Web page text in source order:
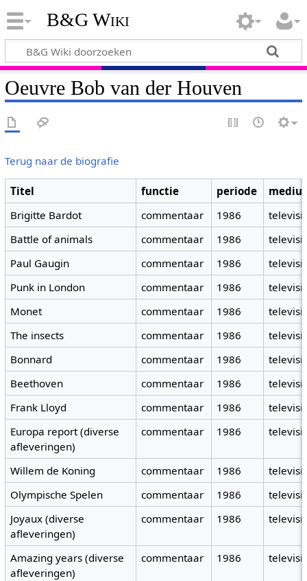
B&G Wiki
Oeuvre Bob van der Houven
Terug naar de biografie
Titel functie periode
Brigitte Bardot
commentaar 1986
Battle of animals
commentaar 1986
Paul Gaugin
commentaar 1986
Punk in London
commentaar 1986
Monet
commentaar 1986
The insects
commentaar 1986
Bonnard
commentaar 1986
Beethoven
commentaar 1986
Frank Lloyd
commentaar 1986
Europa report (diverse
afleveringen)
commentaar 1986
Willem de Koning commentaar 1986
Olympische Spelen
commentaar 1986
Joyaux (diverse
afleveringen)
commentaar 1986
Amazing years (diverse
afleveringen)
commentaar 1986